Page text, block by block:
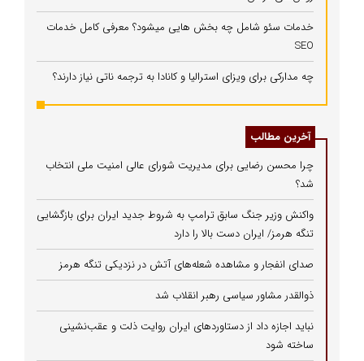
خدمات سئو شامل چه بخش هایی میشود؟ معرفی کامل خدمات
SEO
چه مدارکی برای ویزای استرالیا و کانادا به ترجمه ناتی نیاز دارند؟
آخرین مطالب
چرا محسن رضایی برای مدیریت شورای عالی امنیت ملی انتخاب
شد؟
واکنش وزیر جنگ سابق ترامپ به شروط جدید ایران برای بازگشایی
تنگه هرمز/ ایران دست بالا را دارد
صدای انفجار و مشاهده شعله‌های آتش در نزدیکی تنگه هرمز
ذوالقدر مشاور سیاسی رهبر انقلاب شد
نباید اجازه داد از دستاوردهای ایران روایت ذلت و عقب‌نشینی
ساخته شود